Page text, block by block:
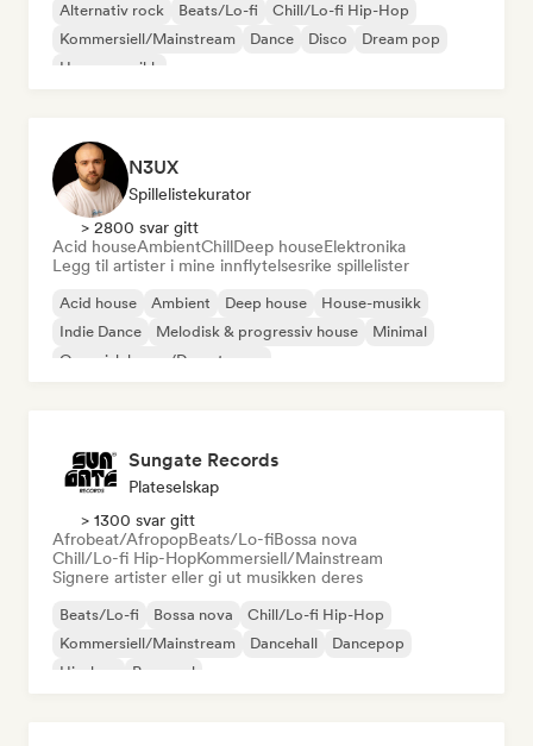
Alternativ rock Beats/Lo-fi
Chill/Lo-fi Hip-Hop
Kommersiell/Mainstream
Dance Disco
Dream pop
House-musikk
N3UX
Spillelistekurator
> 2800 svar gitt
Acid houseAmbientChillDeep houseElektronika
Legg til artister i mine innflytelsesrike spillelister
Acid house Ambient Deep house
House-musikk
Indie Dance
Melodisk & progressiv house
Minimal
Organisk house/Downtempo
Sungate Records
Plateselskap
> 1300 svar gitt
Afrobeat/AfropopBeats/Lo-fiBossa nova
Chill/Lo-fi Hip-HopKommersiell/Mainstream
Signere artister eller gi ut musikken deres
Beats/Lo-fi Bossa nova
Chill/Lo-fi Hip-Hop
Kommersiell/Mainstream
Dancehall
Dancepop
Hip-hop
Pop-soul